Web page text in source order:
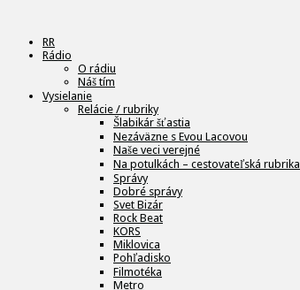
RR
Rádio
O rádiu
Náš tím
Vysielanie
Relácie / rubriky
Šlabikár šťastia
Nezáväzne s Evou Lacovou
Naše veci verejné
Na potulkách – cestovateľská rubrika
Správy
Dobré správy
Svet Bizár
Rock Beat
KORS
Miklovica
Pohľadisko
Filmotéka
Metro